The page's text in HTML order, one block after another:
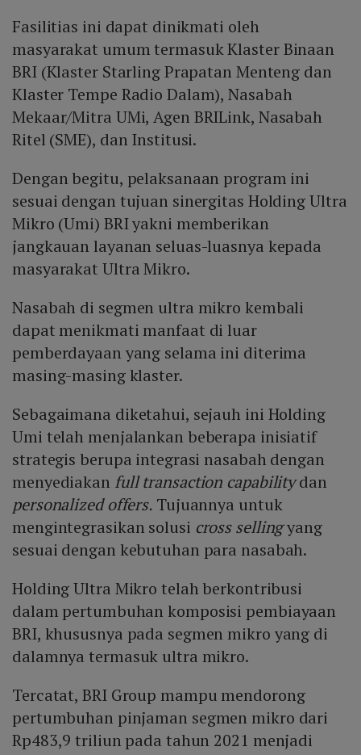
Fasilitias ini dapat dinikmati oleh
masyarakat umum termasuk Klaster Binaan
BRI (Klaster Starling Prapatan Menteng dan
Klaster Tempe Radio Dalam), Nasabah
Mekaar/Mitra UMi, Agen BRILink, Nasabah
Ritel (SME), dan Institusi.
Dengan begitu, pelaksanaan program ini
sesuai dengan tujuan sinergitas Holding Ultra
Mikro (Umi) BRI yakni memberikan
jangkauan layanan seluas-luasnya kepada
masyarakat Ultra Mikro.
Nasabah di segmen ultra mikro kembali
dapat menikmati manfaat di luar
pemberdayaan yang selama ini diterima
masing-masing klaster.
Sebagaimana diketahui, sejauh ini Holding
Umi telah menjalankan beberapa inisiatif
strategis berupa integrasi nasabah dengan
menyediakan full transaction capabilitydan
personalized offers. Tujuannya untuk
mengintegrasikan solusi cross sellingyang
sesuai dengan kebutuhan para nasabah.
Holding Ultra Mikro telah berkontribusi
dalam pertumbuhan komposisi pembiayaan
BRI, khususnya pada segmen mikro yang di
dalamnya termasuk ultra mikro.
Tercatat, BRI Group mampu mendorong
pertumbuhan pinjaman segmen mikro dari
Rp483,9 triliun pada tahun 2021 menjadi